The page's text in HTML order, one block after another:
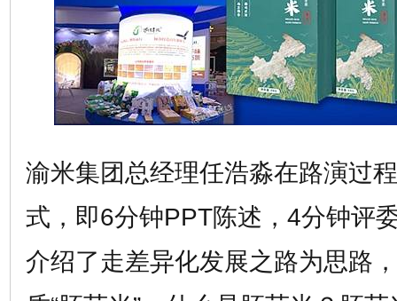
渝米集团总经理任浩淼在路演过
式，即6分钟PPT陈述，4分钟评
介绍了走差异化发展之路为思路